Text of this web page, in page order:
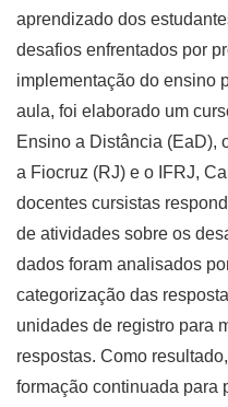
aprendizado dos
desafios enfrentados por
implementação do ensino
aula, foi elaborado um
Ensino a Distância (EaD),
a Fiocruz (RJ) e o IFRJ,
docentes cursistas
de atividades sobre os
dados foram analisados
categorização das
unidades de registro para
respostas. Como
formação continuada para